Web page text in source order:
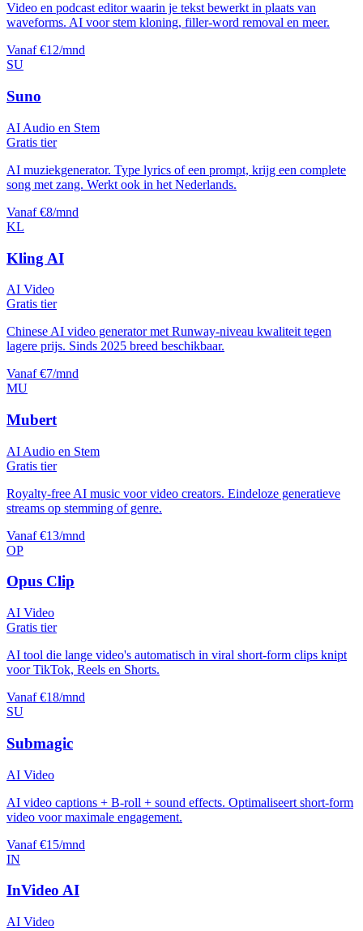
Video en podcast editor waarin je tekst bewerkt in plaats van
waveforms. AI voor stem kloning, filler-word removal en meer.
Vanaf €12/mnd
SU
Suno
AI Audio en Stem
Gratis tier
AI muziekgenerator. Type lyrics of een prompt, krijg een complete
song met zang. Werkt ook in het Nederlands.
Vanaf €8/mnd
KL
Kling AI
AI Video
Gratis tier
Chinese AI video generator met Runway-niveau kwaliteit tegen
lagere prijs. Sinds 2025 breed beschikbaar.
Vanaf €7/mnd
MU
Mubert
AI Audio en Stem
Gratis tier
Royalty-free AI music voor video creators. Eindeloze generatieve
streams op stemming of genre.
Vanaf €13/mnd
OP
Opus Clip
AI Video
Gratis tier
AI tool die lange video's automatisch in viral short-form clips knipt
voor TikTok, Reels en Shorts.
Vanaf €18/mnd
SU
Submagic
AI Video
AI video captions + B-roll + sound effects. Optimaliseert short-form
video voor maximale engagement.
Vanaf €15/mnd
IN
InVideo AI
AI Video